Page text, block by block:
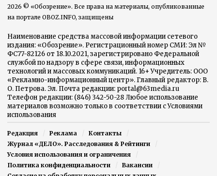
2026 © «Обозрение». Все права на материалы, опубликованные
на портале OBOZ.INFO, защищены
Наименование средства массовой информации сетевого
издания: «Обозрение». Регистрационный номер СМИ: Эл №
ФС77-82126 от 18.10.2021, зарегистрировано Федеральной
службой по надзору в сфере связи, информационных
технологий и массовых коммуникаций. 16+ Учредитель: ООО
«Рекламно-информационный центр». Главный редактор: В.
О. Петрова. Эл. Почта редакции: portal@63media.ru
Телефон редакции: (846) 342-50-28 Любое использование
материалов возможно только в соответствии с Условиями
использования
Редакция Реклама
Контакты
Журнал «ДЕЛО». Расследования & Рейтинги
Условия использования и ограничения
Политика конфиденциальности
Вакансии